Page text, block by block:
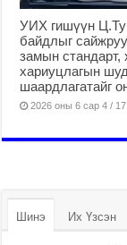
УИХ гишүүн
байдлыг
замын
хариуцлагын
шаардлагатайг
2026 оны 6 сар 4 /
Шинэ Их Үзсэн